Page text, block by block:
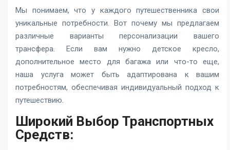
Мы понимаем, что у каждого путешественника свои
уникальные потребности. Вот почему мы предлагаем
различные варианты персонализации вашего
трансфера. Если вам нужно детское кресло,
дополнительное место для багажа или что-то еще,
наша услуга может быть адаптирована к вашим
потребностям, обеспечивая индивидуальный подход к
путешествию.
Широкий Выбор Транспортных
Средств: